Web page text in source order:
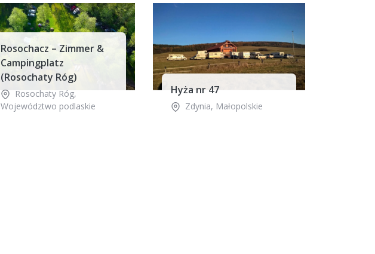
Rosochacz – Zimmer &
Campingplatz
(Rosochaty Róg)
Rosochaty Róg,
Województwo podlaskie
Hyża nr 47
Zdynia, Małopolskie